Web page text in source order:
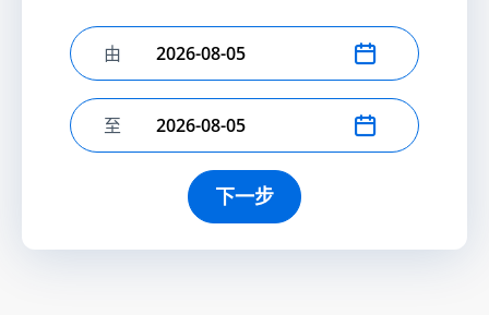
选择开始日期
由
选择结束日期
至
下一步